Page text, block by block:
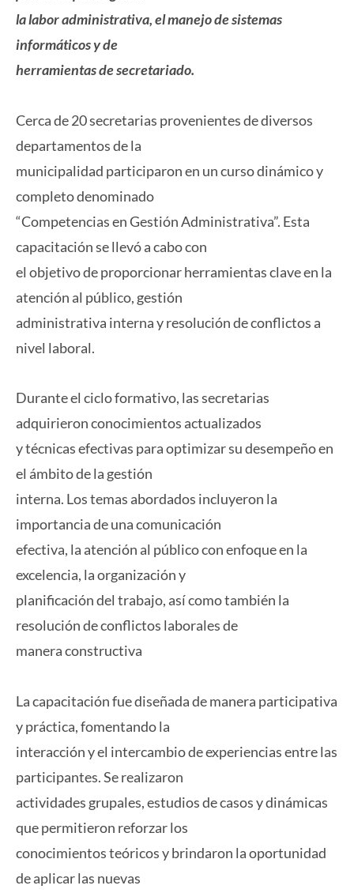
la labor administrativa, el manejo de sistemas
informáticos y de
herramientas de secretariado.
Cerca de 20 secretarias provenientes de diversos
departamentos de la
municipalidad participaron en un curso dinámico y
completo denominado
“Competencias en Gestión Administrativa”. Esta
capacitación se llevó a cabo con
el objetivo de proporcionar herramientas clave en la
atención al público, gestión
administrativa interna y resolución de conflictos a
nivel laboral.
Durante el ciclo formativo, las secretarias
adquirieron conocimientos actualizados
y técnicas efectivas para optimizar su desempeño en
el ámbito de la gestión
interna. Los temas abordados incluyeron la
importancia de una comunicación
efectiva, la atención al público con enfoque en la
excelencia, la organización y
planificación del trabajo, así como también la
resolución de conflictos laborales de
manera constructiva
La capacitación fue diseñada de manera participativa
y práctica, fomentando la
interacción y el intercambio de experiencias entre las
participantes. Se realizaron
actividades grupales, estudios de casos y dinámicas
que permitieron reforzar los
conocimientos teóricos y brindaron la oportunidad
de aplicar las nuevas